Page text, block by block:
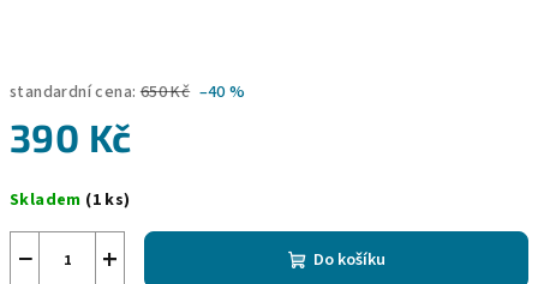
standardní cena: 650 Kč –40 %
390 Kč
cena:
Skladem (1 ks)
+
− Do košíku